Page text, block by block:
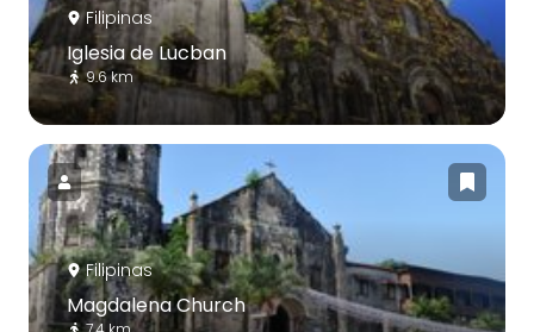
Filipinas
Iglesia de Lucban
9.6 km
Filipinas
Magdalena Church